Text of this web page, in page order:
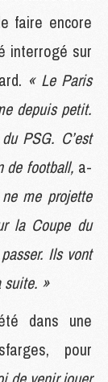
faire encore
interrogé sur
« Le Paris
depuis petit.
PSG. C’est
de football, a-
me projette
la Coupe du
Ils vont
suite. »
dans une
pour